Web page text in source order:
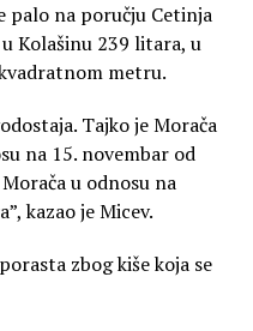
palo na poručju Cetinja
Kolašinu 239 litara, u
metru.
Tajko je Morača
na 15. novembar od
u odnosu na
kazao je Micev.
zbog kiše koja se